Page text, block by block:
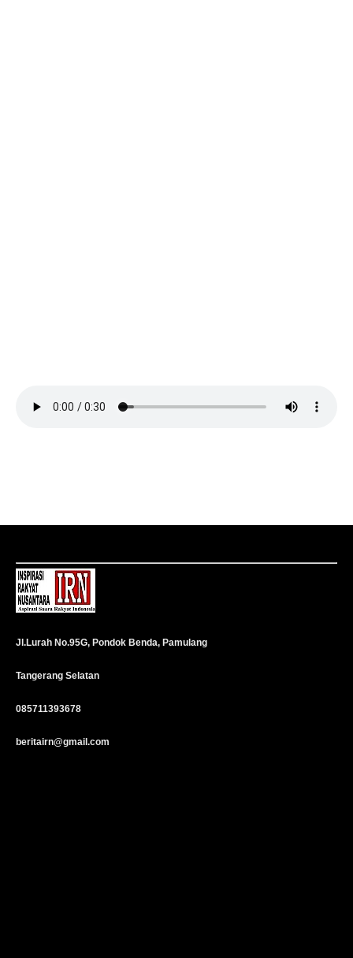
Jl.Lurah No.95G, Pondok Benda, Pamulang
Tangerang Selatan
085711393678
beritairn@gmail.com